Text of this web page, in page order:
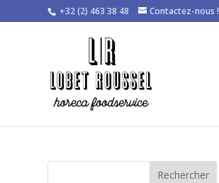
+32 (2) 463 38 48 Contactez-nous !
Rechercher